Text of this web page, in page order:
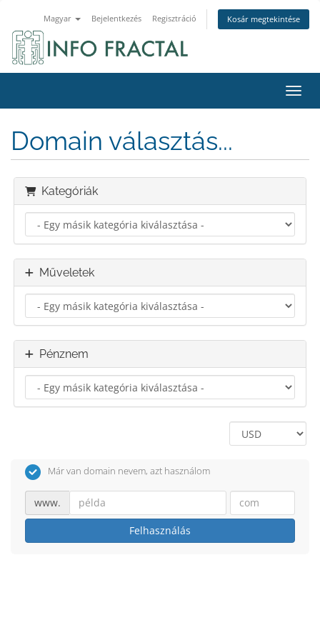
Magyar Bejelentkezés Regisztráció Kosár megtekintése
Domain választás...
Kategóriák
Műveletek
Pénznem
Már van domain nevem, azt használom
www.
Felhasználás